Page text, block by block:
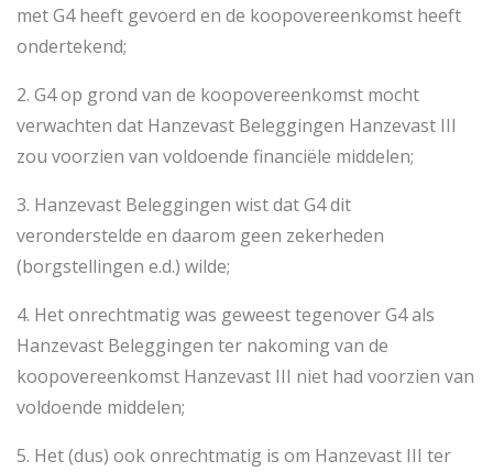
met G4 heeft gevoerd en de koopovereenkomst heeft
ondertekend;
2. G4 op grond van de koopovereenkomst mocht
verwachten dat Hanzevast Beleggingen Hanzevast III
zou voorzien van voldoende financiële middelen;
3. Hanzevast Beleggingen wist dat G4 dit
veronderstelde en daarom geen zekerheden
(borgstellingen e.d.) wilde;
4. Het onrechtmatig was geweest tegenover G4 als
Hanzevast Beleggingen ter nakoming van de
koopovereenkomst Hanzevast III niet had voorzien van
voldoende middelen;
5. Het (dus) ook onrechtmatig is om Hanzevast III ter